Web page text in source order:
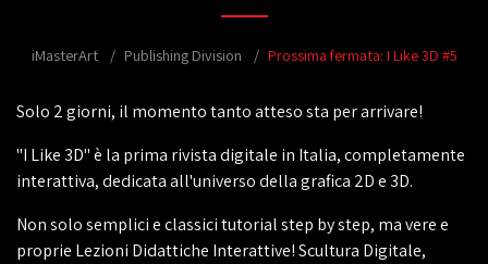
iMasterArt Publishing Division Prossima fermata: I Like 3D #5
Solo 2 giorni, il momento tanto atteso sta per arrivare!
"I Like 3D" è la prima rivista digitale in Italia, completamente
interattiva, dedicata all'universo della grafica 2D e 3D.
Non solo semplici e classici tutorial step by step, ma vere e
proprie Lezioni Didattiche Interattive! Scultura Digitale,